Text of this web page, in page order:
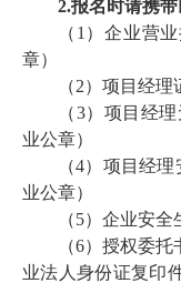
2.报名时请携带
（ 1）企业营
章）
（2）项目经理
（3）项目经
业公章）
（4）项目经理
业公章）
（5）企业安全
（6）授权委托
业法人身份证复印